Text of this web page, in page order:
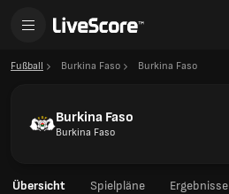
Fußball Burkina Faso Burkina Faso
Burkina Faso
Burkina Faso
Übersicht Spielpläne Ergebnisse